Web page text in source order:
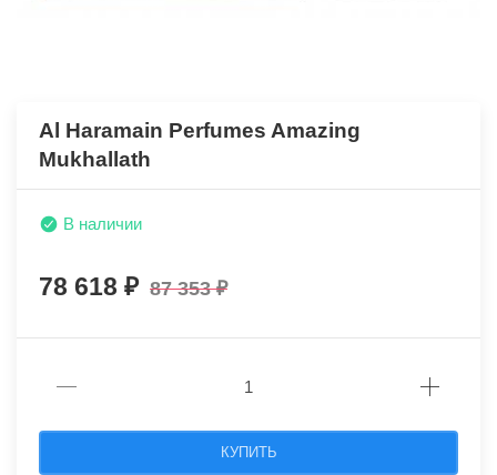
Al Haramain Perfumes Amazing
Mukhallath
В наличии
78 618 87 353
КУПИТЬ